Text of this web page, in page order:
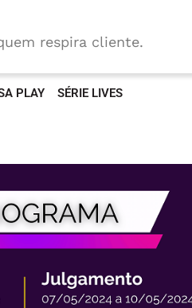
respira cliente.
PLAY SÉRIE LIVES